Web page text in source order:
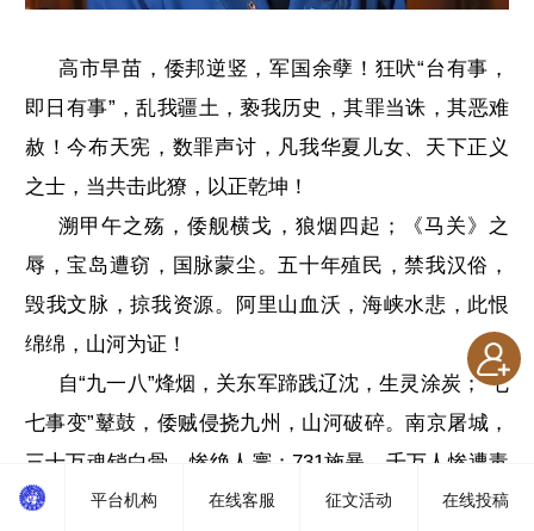
高市早苗，倭邦逆竖，军国余孽！狂吠“台有事，
即日有事”，乱我疆土，亵我历史，其罪当诛，其恶难
赦！今布天宪，数罪声讨，凡我华夏儿女、天下正义
之士，当共击此獠，以正乾坤！
溯甲午之殇，倭舰横戈，狼烟四起；《马关》之
辱，宝岛遭窃，国脉蒙尘。五十年殖民，禁我汉俗，
毁我文脉，掠我资源。阿里山血沃，海峡水悲，此恨
绵绵，山河为证！
自“九一八”烽烟，关东军蹄践辽沈，生灵涂炭；“七
七事变”鼙鼓，倭贼侵挠九州，山河破碎。南京屠城，
三十万魂销白骨，惨绝人寰；731施暴，千万人惨遭毒
虐，天怒人怨。八年抗战，三千五百万同胞喋血，华
平台机构 在线客服 征文活动 在线投稿